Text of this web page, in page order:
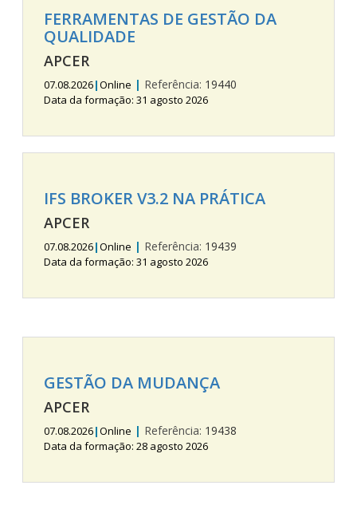
FERRAMENTAS DE GESTÃO DA
QUALIDADE
APCER
07.08.2026|Online | Referência: 19440
Data da formação: 31 agosto 2026
IFS BROKER V3.2 NA PRÁTICA
APCER
07.08.2026|Online | Referência: 19439
Data da formação: 31 agosto 2026
GESTÃO DA MUDANÇA
APCER
07.08.2026|Online | Referência: 19438
Data da formação: 28 agosto 2026